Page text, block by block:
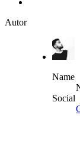
Autor
Name
Social